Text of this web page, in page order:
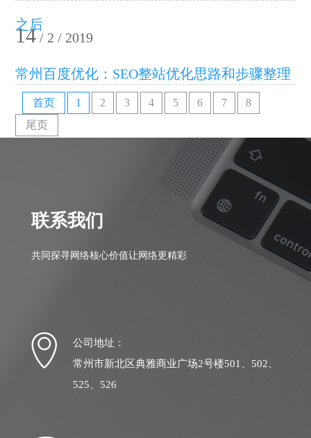
之后
14 / 2 / 2019
常州百度优化：SEO整站优化思路和步骤整理
首页 1 2 3 4 5 6 7
8
尾页
联系我们
共同探寻网络核心价值让网络更精彩
公司地址：
常州市新北区典雅商业广场2号楼501、502、
525、526